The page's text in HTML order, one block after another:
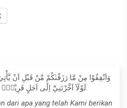
وَاَنْفِقُوْا مِنْ مَّا رَزَقْنٰكُمْ مِّنْ قَبْلِ اَنْ
لَوْلَآ اَخَّرْتَنِيْٓ اِلٰٓى اَجَلٍ
dari apa yang telah Kami berikan